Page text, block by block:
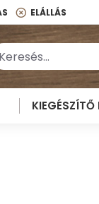
ELÁLLÁS
KIEGÉSZÍTŐ